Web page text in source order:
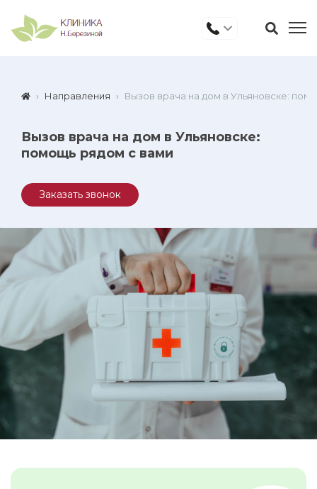
Направления Вызов врача на дом в Ульяновске:
Вызов врача на дом в Ульяновске:
помощь рядом с вами
Заказать звонок